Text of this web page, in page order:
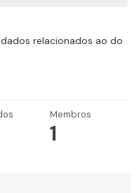
relacionados ao do
Membros
1